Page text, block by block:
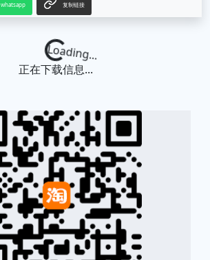
whatsapp 复制链接
Loading...
正在下载信息...